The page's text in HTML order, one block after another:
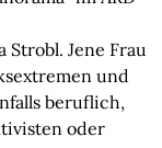
Strobl. Jene Frau
und
beruflich,
oder